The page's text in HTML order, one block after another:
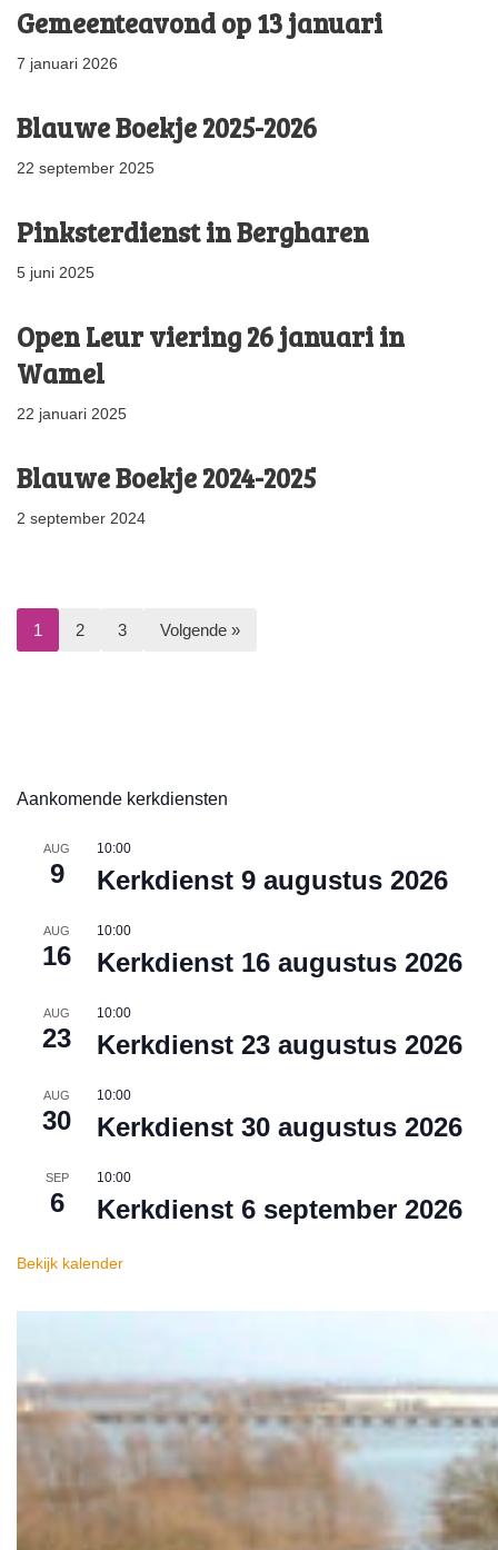
Gemeenteavond op 13 januari
7 januari 2026
Blauwe Boekje 2025-2026
22 september 2025
Pinksterdienst in Bergharen
5 juni 2025
Open Leur viering 26 januari in
Wamel
22 januari 2025
Blauwe Boekje 2024-2025
2 september 2024
1 2 3 Volgende »
Aankomende kerkdiensten
AUG
9
10:00
Kerkdienst 9 augustus 2026
AUG
16
10:00
Kerkdienst 16 augustus 2026
AUG
23
10:00
Kerkdienst 23 augustus 2026
AUG
30
10:00
Kerkdienst 30 augustus 2026
SEP
6
10:00
Kerkdienst 6 september 2026
Bekijk kalender